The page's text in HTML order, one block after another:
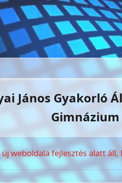
János Gyakorló
Gimnázium
weboldala fejlesztés alatt